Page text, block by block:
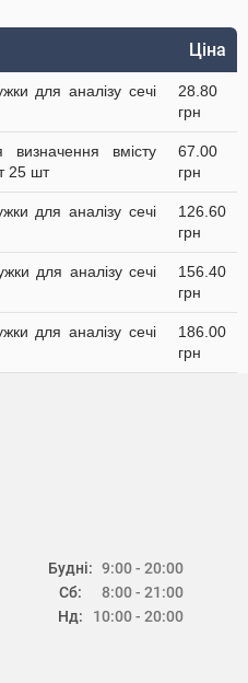
Ціна
для аналізу сечі
28.80
грн
визначення вмісту
25 шт
67.00
грн
для аналізу сечі
126.60
грн
для аналізу сечі
156.40
грн
для аналізу сечі
186.00
грн
Будні:
Сб:
Нд:
9:00 - 20:00
8:00 - 21:00
10:00 - 20:00